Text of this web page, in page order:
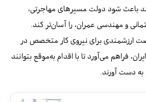
۲۰۳۲ می‌تواند باعث شود دولت مسیرهای مهاجرتی،
و مهندسی عمران، را آسان‌تر کند.
ارزشمندی برای نیروی کار متخصص در
فراهم می‌آورد تا با اقدام به‌موقع بتوانند
به دست آورند.